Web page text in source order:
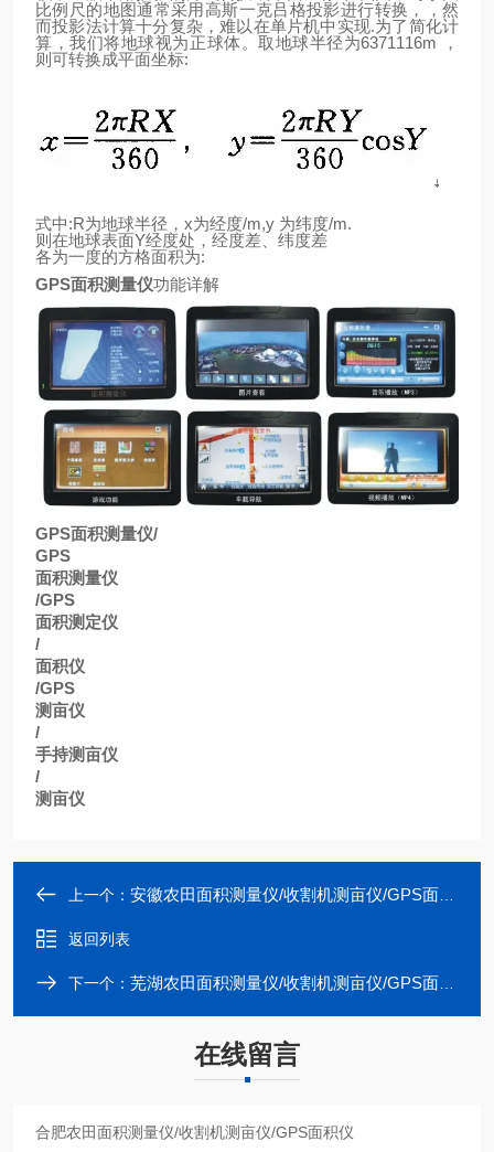
比例尺的地图通常采用高斯一克吕格投影进行转换，，然
而投影法计算十分复杂，难以在单片机中实现.为了简化计
算，我们将地球视为正球体。取地球半径为6371116m
，
则可转换成平面坐标:
式中:R为地球半径， x为经度/m,y 为纬度/m.
则 在地球表面Y经度处，经度差、纬度差
各为一度的方格面积为:
GPS面积测量仪功能详解
GPS面积测量仪/
GPS
面积测量仪
/GPS
面积测定仪
/
面积仪
/GPS
测亩仪
/
手持测亩仪
/
测亩仪
上一个： 安徽农田面积测量仪/收割机测亩仪/GPS面积仪
返回列表
下一个： 芜湖农田面积测量仪/收割机测亩仪/GPS面积仪
在线留言